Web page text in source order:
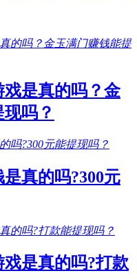
是真的吗？金
吗？
真的吗?300元
是真的吗?打款